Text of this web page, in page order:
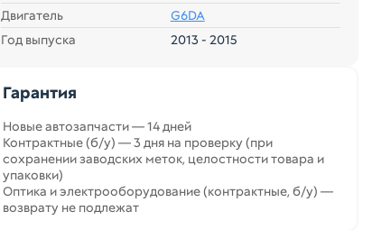
Двигатель
G6DA
Год выпуска
2013 - 2015
Гарантия
Новые автозапчасти — 14 дней
Контрактные (б/у) — 3 дня на проверку (при
сохранении заводских меток, целостности товара и
упаковки)
Оптика и электрооборудование (контрактные, б/у) —
возврату не подлежат